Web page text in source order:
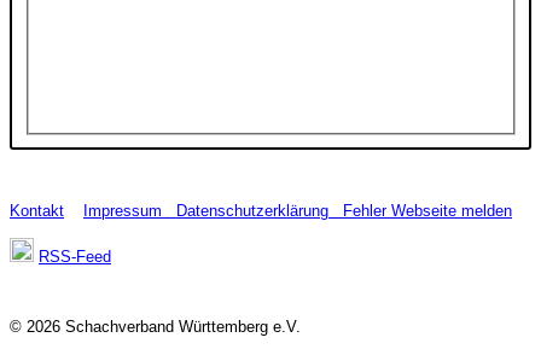
Kontakt Impressum Datenschutzerklärung Fehler Webseite melden
RSS-Feed
© 2026 Schachverband Württemberg e.V.